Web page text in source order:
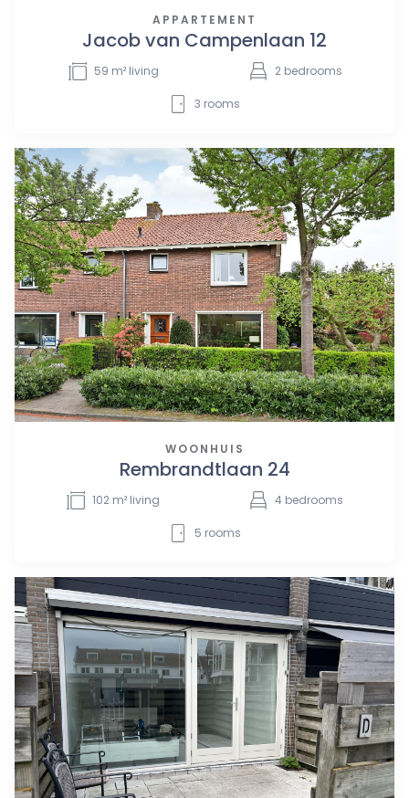
APPARTEMENT
Jacob van Campenlaan 12
59 m² living 2 bedrooms
3 rooms
WOONHUIS
Rembrandtlaan 24
102 m² living 4 bedrooms
5 rooms